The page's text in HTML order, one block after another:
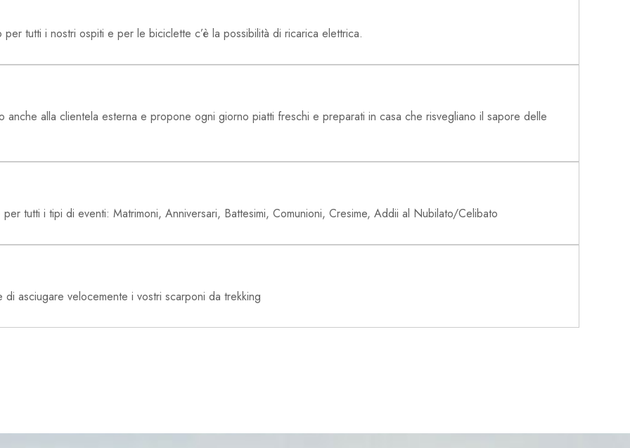
tutti i nostri ospiti e per le biciclette c’è la possibilità di ricarica elettrica.
alla clientela esterna e propone ogni giorno piatti freschi e preparati in casa che risvegliano il sapore delle
tutti i tipi di eventi: Matrimoni, Anniversari, Battesimi, Comunioni, Cresime, Addii al Nubilato/Celibato
asciugare velocemente i vostri scarponi da trekking